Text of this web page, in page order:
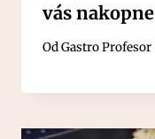
vás nakopne
OdGastro Profesor